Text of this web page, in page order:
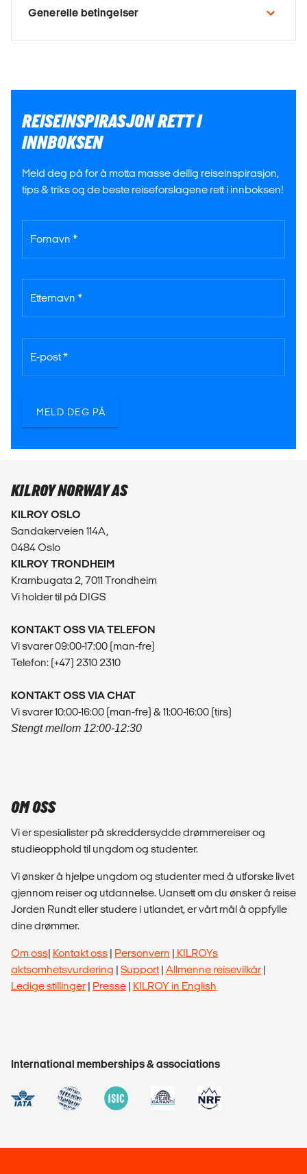
Generelle betingelser
REISEINSPIRASJON RETT I
INNBOKSEN
Meld deg på for å motta masse deilig reiseinspirasjon,
tips & triks og de beste reiseforslagene rett i innboksen!
Fornavn *
Etternavn *
E-post *
MELD DEG PÅ
KILROY NORWAY AS
KILROY OSLO
Sandakerveien 114A,
0484 Oslo
KILROY TRONDHEIM
Krambugata 2, 7011 Trondheim
Vi holder til på DIGS
KONTAKT OSS VIA TELEFON
Vi svarer 09:00-17:00 (man-fre)
Telefon: (+47) 2310 2310
KONTAKT OSS VIA CHAT
Vi svarer 10:00-16:00 (man-fre) & 11:00-16:00 (tirs)
Stengt mellom 12:00-12:30
OM OSS
Vi er spesialister på skreddersydde drømmereiser og
studieopphold til ungdom og studenter.
Vi ønsker å hjelpe ungdom og studenter med å utforske livet
gjennom reiser og utdannelse. Uansett om du ønsker å reise
Jorden Rundt eller studere i utlandet, er vårt mål å oppfylle
dine drømmer.
Om oss| Kontakt oss | Personvern | KILROYs
aktsomhetsvurdering | Support| Allmenne reisevilkår |
Ledige stillinger | Presse | KILROY in English
International memberships & associations